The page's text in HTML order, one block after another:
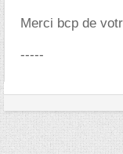
Merci bcp de
-----